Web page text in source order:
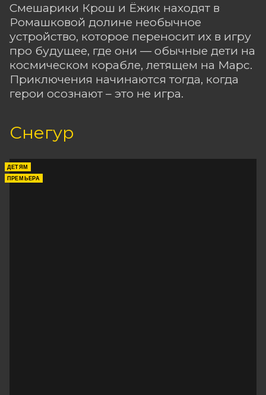
Смешарики Крош и Ёжик находят в
Ромашковой долине необычное
устройство, которое переносит их в игру
про будущее, где они — обычные дети на
космическом корабле, летящем на Марс.
Приключения начинаются тогда, когда
герои осознают – это не игра.
Снегур
ДЕТЯМ
ПРЕМЬЕРА